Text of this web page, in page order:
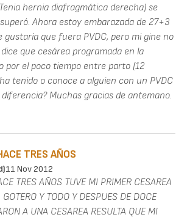
hernia diafragmática derecha) se
Ahora estoy embarazada de 27+3
gustaría que fuera PVDC, pero mi gine no
que cesárea programada en la
por el poco tiempo entre parto (12
tenido o conoce a alguien con un PVDC
diferencia? Muchas gracias de antemano.
TRES AÑOS
11 Nov 2012
TRES AÑOS TUVE MI PRIMER CESAREA
Y TODO Y DESPUES DE DOCE
A UNA CESAREA RESULTA QUE MI